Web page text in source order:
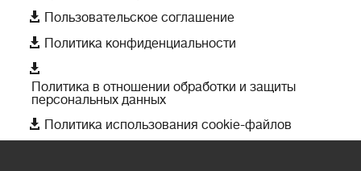
 Пользовательское соглашение
 Политика конфиденциальности

Политика в отношении обработки и защиты
персональных данных
 Политика использования cookie-файлов